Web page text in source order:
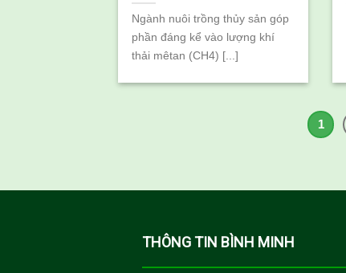
để giảm phát thải CH4 và
N2O từ ao nuôi trồng thủy
sản
Ngành nuôi trồng thủy sản góp
phần đáng kể vào lượng khí
thải mêtan (CH4) [...]
1
THÔNG TIN BÌNH MINH